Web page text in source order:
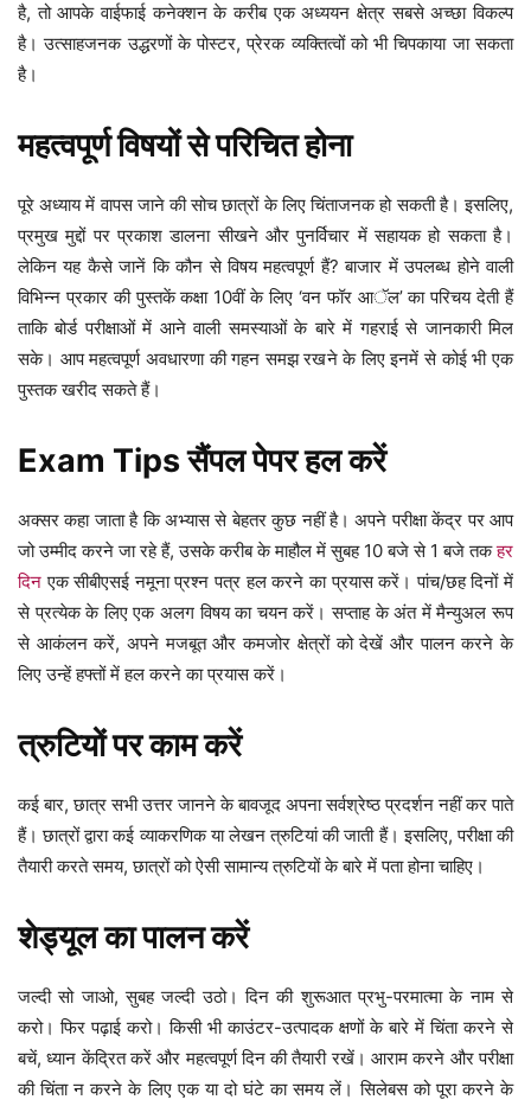
है, तो आपके वाईफाई कनेक्शन के करीब एक अध्ययन क्षेत्र सबसे अच्छा विकल्प
है। उत्साहजनक उद्धरणों के पोस्टर, प्रेरक व्यक्तित्वों को भी चिपकाया जा सकता
है।
महत्वपूर्ण विषयों से परिचित होना
पूरे अध्याय में वापस जाने की सोच छात्रों के लिए चिंताजनक हो सकती है। इसलिए,
प्रमुख मुद्दों पर प्रकाश डालना सीखने और पुनर्विचार में सहायक हो सकता है।
लेकिन यह कैसे जानें कि कौन से विषय महत्वपूर्ण हैं? बाजार में उपलब्ध होने वाली
विभिन्न प्रकार की पुस्तकें कक्षा 10वीं के लिए ‘वन फॉर आॅल’ का परिचय देती हैं
ताकि बोर्ड परीक्षाओं में आने वाली समस्याओं के बारे में गहराई से जानकारी मिल
सके। आप महत्वपूर्ण अवधारणा की गहन समझ रखने के लिए इनमें से कोई भी एक
पुस्तक खरीद सकते हैं।
Exam Tips सैंपल पेपर हल करें
अक्सर कहा जाता है कि अभ्यास से बेहतर कुछ नहीं है। अपने परीक्षा केंद्र पर आप
जो उम्मीद करने जा रहे हैं, उसके करीब के माहौल में सुबह 10 बजे से 1 बजे तकहर
दिन एक सीबीएसई नमूना प्रश्न पत्र हल करने का प्रयास करें। पांच/छह दिनों में
से प्रत्येक के लिए एक अलग विषय का चयन करें। सप्ताह के अंत में मैन्युअल रूप
से आकंलन करें, अपने मजबूत और कमजोर क्षेत्रों को देखें और पालन करने के
लिए उन्हें हफ्तों में हल करने का प्रयास करें।
त्रुटियों पर काम करें
कई बार, छात्र सभी उत्तर जानने के बावजूद अपना सर्वश्रेष्ठ प्रदर्शन नहीं कर पाते
हैं। छात्रों द्वारा कई व्याकरणिक या लेखन त्रुटियां की जाती हैं। इसलिए, परीक्षा की
तैयारी करते समय, छात्रों को ऐसी सामान्य त्रुटियों के बारे में पता होना चाहिए।
शेड्यूल का पालन करें
जल्दी सो जाओ, सुबह जल्दी उठो। दिन की शुरूआत प्रभु-परमात्मा के नाम से
करो। फिर पढ़ाई करो। किसी भी काउंटर-उत्पादक क्षणों के बारे में चिंता करने से
बचें, ध्यान केंद्रित करें और महत्वपूर्ण दिन की तैयारी रखें। आराम करने और परीक्षा
की चिंता न करने के लिए एक या दो घंटे का समय लें। सिलेबस को पूरा करने के